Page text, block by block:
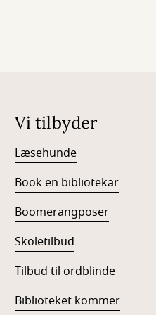
Vi tilbyder
Læsehunde
Book en bibliotekar
Boomerangposer
Skoletilbud
Tilbud til ordblinde
Biblioteket kommer